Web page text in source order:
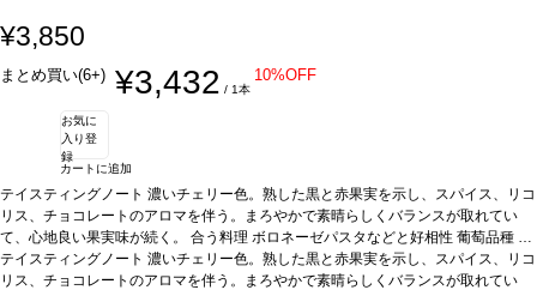
¥3,850
まとめ買い(6+) ¥3,432 / 1本
10%OFF
お気に
入り登
録
カートに追加
テイスティングノート 濃いチェリー色。熟した黒と赤果実を示し、スパイス、リコ
リス、チョコレートのアロマを伴う。まろやかで素晴らしくバランスが取れてい
て、心地良い果実味が続く。 合う料理 ボロネーゼパスタなどと好相性 葡萄品種 テ
ンプラニーリョ*本ヴィンテージが在庫切れの場合、在庫があり価格が同様の場合
は自動的に次のヴィンテージに変更されます、ご了承ください。
テイスティングノート 濃いチェリー色。熟した黒と赤果実を示し、スパイス、リコ
リス、チョコレートのアロマを伴う。まろやかで素晴らしくバランスが取れてい